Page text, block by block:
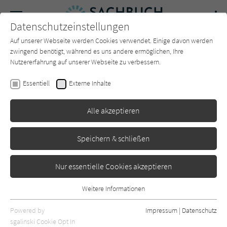
SUCHE Forum Charts Newsletter
hanserblau
Standard
nur rezensierte Titel anzeigen
Datenschutzeinstellungen
Auf unserer Webseite werden Cookies verwendet. Einige davon werden
zwingend benötigt, während es uns andere ermöglichen, Ihre
Nutzererfahrung auf unserer Webseite zu verbessern.
Essentiell Externe Inhalte
Alle akzeptieren
Speichern & schließen
Nur essentielle Cookies akzeptieren
Essentielle Cookies werden für grundlegende Funktionen der
Webseite benötigt. Dadurch ist gewährleistet, dass die Webseite
Weitere Informationen
Powered by
sgalinski Cookie Opt In
Impressum | Datenschutz